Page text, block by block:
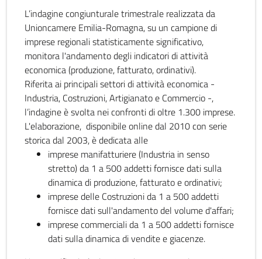
L’indagine congiunturale trimestrale realizzata da
Unioncamere Emilia-Romagna, su un campione di
imprese regionali statisticamente significativo,
monitora l'andamento degli indicatori di attività
economica (produzione, fatturato, ordinativi).
Riferita ai principali settori di attività economica -
Industria, Costruzioni, Artigianato e Commercio -,
l’indagine è svolta nei confronti di oltre 1.300 imprese.
L'elaborazione, disponibile online dal 2010 con serie
storica dal 2003, è dedicata alle
imprese manifatturiere (Industria in senso
stretto) da 1 a 500 addetti fornisce dati sulla
dinamica di produzione, fatturato e ordinativi;
imprese delle Costruzioni da 1 a 500 addetti
fornisce dati sull'andamento del volume d'affari;
imprese commerciali da 1 a 500 addetti fornisce
dati sulla dinamica di vendite e giacenze.